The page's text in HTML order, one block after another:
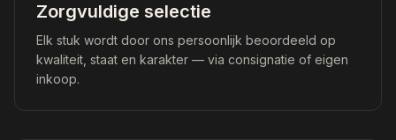
Zorgvuldige selectie
Elk stuk wordt door ons persoonlijk beoordeeld op
kwaliteit, staat en karakter — via consignatie of eigen
inkoop.